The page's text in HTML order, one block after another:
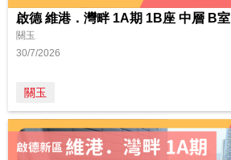
啟德 維港．灣畔 1A期 1B座 中層 B室
關玉
30/7/2026
關玉